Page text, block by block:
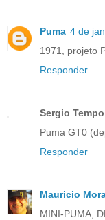
Puma 4 de
1971, projeto
Responder
Sergio Tempo
Puma GT0
Responder
Mauricio
MINI-PUMA,